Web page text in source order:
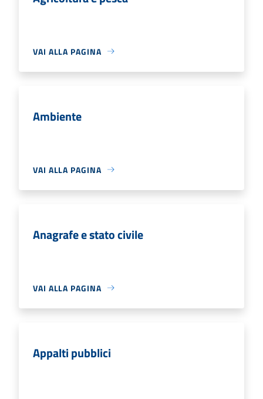
VAI ALLA PAGINA
Ambiente
VAI ALLA PAGINA
Anagrafe e stato civile
VAI ALLA PAGINA
Appalti pubblici